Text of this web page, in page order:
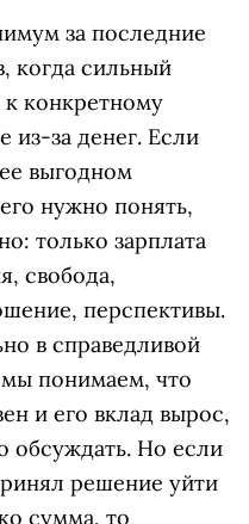
за последние
когда сильный
конкретному
из-за денег. Если
выгодном
нужно понять,
только зарплата
свобода,
перспективы.
в справедливой
понимаем, что
и его вклад вырос,
обсуждать. Но если
решение уйти
сумма, то